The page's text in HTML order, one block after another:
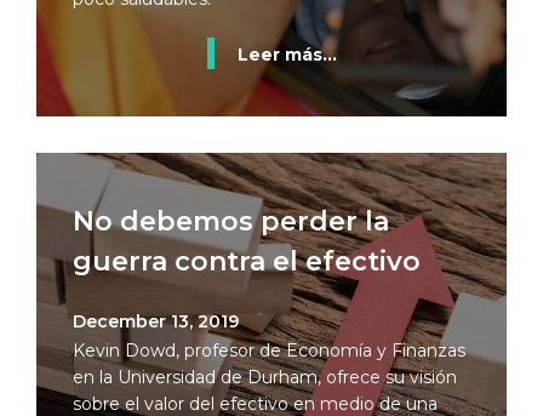
Leer más...
No debemos perder la
guerra contra el efectivo
December 13, 2019
Kevin Dowd, profesor de Economía y Finanzas
en la Universidad de Durham, ofrece su visión
sobre el valor del efectivo en medio de una